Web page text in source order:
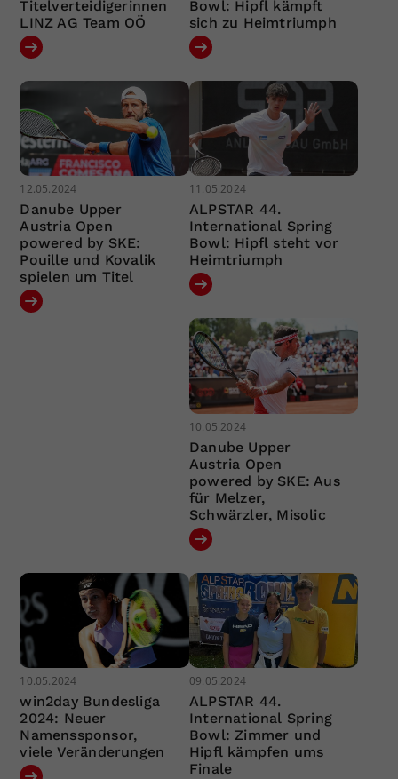
Titelverteidigerinnen
LINZ AG Team OÖ
Bowl: Hipfl kämpft
sich zu Heimtriumph
12.05.2024
Danube Upper
Austria Open
powered by SKE:
Pouille und Kovalik
spielen um Titel
11.05.2024
ALPSTAR 44.
International Spring
Bowl: Hipfl steht vor
Heimtriumph
10.05.2024
Danube Upper
Austria Open
powered by SKE: Aus
für Melzer,
Schwärzler, Misolic
10.05.2024
win2day Bundesliga
2024: Neuer
Namenssponsor,
viele Veränderungen
09.05.2024
ALPSTAR 44.
International Spring
Bowl: Zimmer und
Hipfl kämpfen ums
Finale